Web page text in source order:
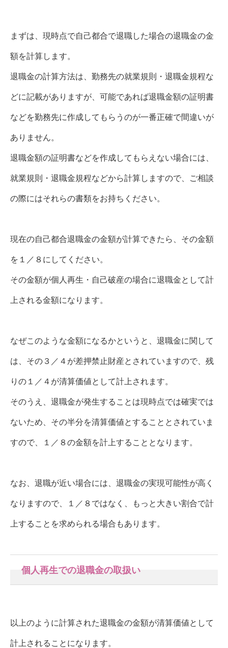
まずは、現時点で自己都合で退職した場合の退職金の金
額を計算します。
退職金の計算方法は、勤務先の就業規則・退職金規程な
どに記載がありますが、可能であれば退職金額の証明書
などを勤務先に作成してもらうのが一番正確で間違いが
ありません。
退職金額の証明書などを作成してもらえない場合には、
就業規則・退職金規程などから計算しますので、ご相談
の際にはそれらの書類をお持ちください。
現在の自己都合退職金の金額が計算できたら、その金額
を１／８にしてください。
その金額が個人再生・自己破産の場合に退職金として計
上される金額になります。
なぜこのような金額になるかというと、退職金に関して
は、その３／４が差押禁止財産とされていますので、残
りの１／４が清算価値として計上されます。
そのうえ、退職金が発生することは現時点では確実では
ないため、その半分を清算価値とすることとされていま
すので、１／８の金額を計上することとなります。
なお、退職が近い場合には、退職金の実現可能性が高く
なりますので、１／８ではなく、もっと大きい割合で計
上することを求められる場合もあります。
個人再生での退職金の取扱い
以上のように計算された退職金の金額が清算価値として
計上されることになります。